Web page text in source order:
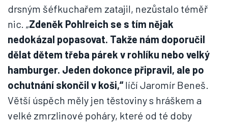
drsným šéfkuchařem zatajil, nezůstalo téměř
nic. „Zdeněk Pohlreich se s tím nějak
nedokázal popasovat. Takže nám doporučil
dělat dětem třeba párek v rohlíku nebo velký
hamburger. Jeden dokonce připravil, ale po
ochutnání skončil v koši,“líčí Jaromír Beneš.
Větší úspěch měly jen těstoviny s hráškem a
velké zmrzlinové poháry, které od té doby